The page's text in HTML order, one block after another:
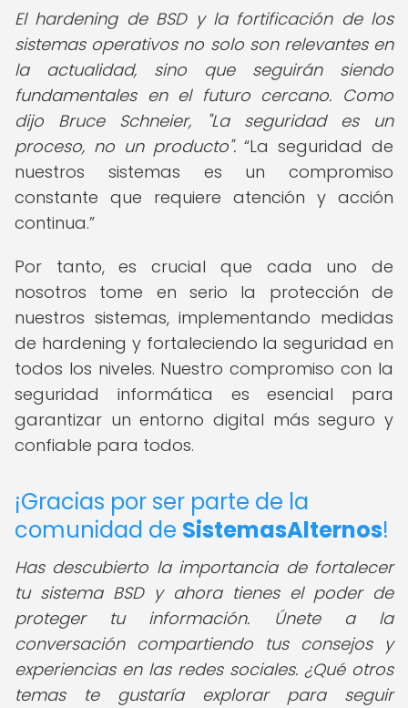
El hardening de BSD y la fortificación de los
sistemas operativos no solo son relevantes en
la actualidad, sino que seguirán siendo
fundamentales en el futuro cercano. Como
dijo Bruce Schneier, "La seguridad es un
proceso, no un producto".
La seguridad de
nuestros sistemas es un compromiso
constante que requiere atención y acción
continua.
Por tanto, es crucial que cada uno de
nosotros tome en serio la protección de
nuestros sistemas, implementando medidas
de hardening y fortaleciendo la seguridad en
todos los niveles. Nuestro compromiso con la
seguridad informática es esencial para
garantizar un entorno digital más seguro y
confiable para todos.
¡Gracias por ser parte de la
comunidad de SistemasAlternos!
Has descubierto la importancia de fortalecer
tu sistema BSD y ahora tienes el poder de
proteger tu información. Únete a la
conversación compartiendo tus consejos y
experiencias en las redes sociales. ¿Qué otros
temas te gustaría explorar para seguir